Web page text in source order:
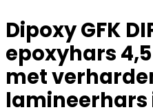
Dipoxy GFK
epoxyhars
met
lamineerhars